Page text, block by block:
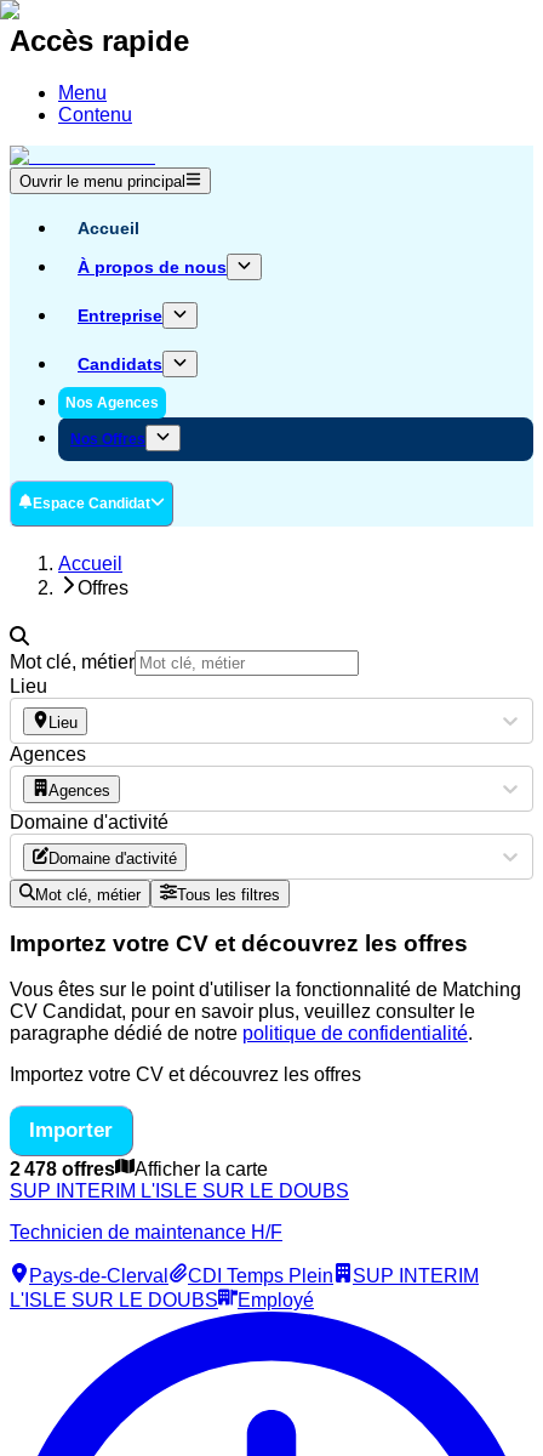
Accès rapide
Menu
Contenu
Ouvrir le menu principal
Accueil
À propos de nous
Entreprise
Candidats
Nos Agences
Nos Offres
Espace Candidat
Accueil
Offres
Mot clé, métier
Lieu
Lieu
Agences
Agences
Domaine d'activité
Domaine d'activité
Mot clé, métier Tous les filtres
Importez votre CV et découvrez les offres
Vous êtes sur le point d'utiliser la fonctionnalité de Matching
CV Candidat, pour en savoir plus, veuillez consulter le
paragraphe dédié de notre politique de confidentialité.
Importez votre CV et découvrez les offres
Importer
2 478 offres
Afficher la carte
SUP INTERIM L'ISLE SUR LE DOUBS
Technicien de maintenance H/F
Pays-de-Clerval CDI Temps Plein
SUP INTERIM
L'ISLE SUR LE DOUBS
Employé